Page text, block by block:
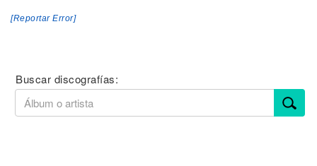
[Reportar Error]
Buscar discografías: